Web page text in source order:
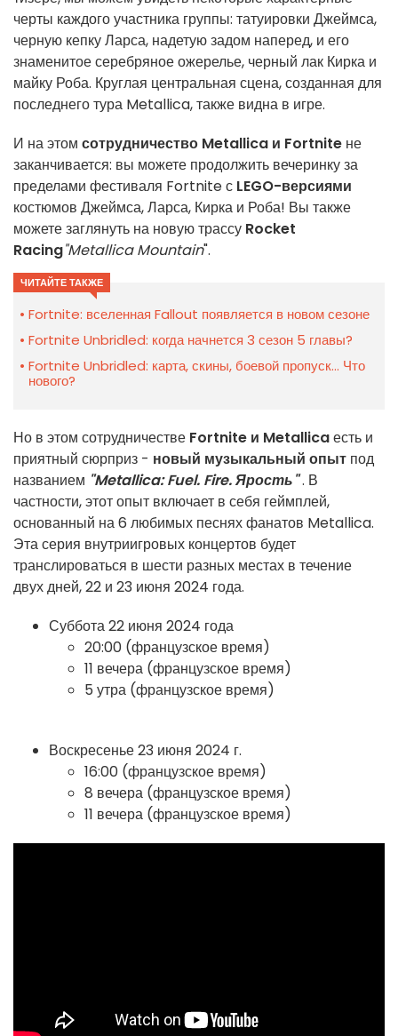
черты каждого участника группы: татуировки Джеймса,
черную кепку Ларса, надетую задом наперед, и его
знаменитое серебряное ожерелье, черный лак Кирка и
майку Роба. Круглая центральная сцена, созданная для
последнего тура Metallica, также видна в игре.
И на этом сотрудничество Metallica и Fortnite не
заканчивается: вы можете продолжить вечеринку за
пределами фестиваля Fortnite с LEGO-версиями
костюмов Джеймса, Ларса, Кирка и Роба! Вы также
можете заглянуть на новую трассу Rocket
Racing"Metallica Mountain".
ЧИТАЙТЕ ТАКЖЕ
Fortnite: вселенная Fallout появляется в новом сезоне
Fortnite Unbridled: когда начнется 3 сезон 5 главы?
Fortnite Unbridled: карта, скины, боевой пропуск... Что
нового?
Но в этом сотрудничестве Fortnite и Metallicaесть и
приятный сюрприз - новый музыкальный опыт под
названием "Metallica: Fuel. Fire. Ярость". В
частности, этот опыт включает в себя геймплей,
основанный на 6 любимых песнях фанатов Metallica.
Эта серия внутриигровых концертов будет
транслироваться в шести разных местах в течение
двух дней, 22 и 23 июня 2024 года.
Суббота 22 июня 2024 года
20:00 (французское время)
11 вечера (французское время)
5 утра (французское время)
Воскресенье 23 июня 2024 г.
16:00 (французское время)
8 вечера (французское время)
11 вечера (французское время)